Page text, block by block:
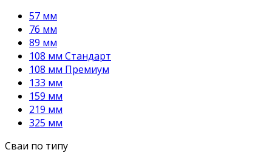
57 мм
76 мм
89 мм
108 мм Стандарт
108 мм Премиум
133 мм
159 мм
219 мм
325 мм
Сваи по типу